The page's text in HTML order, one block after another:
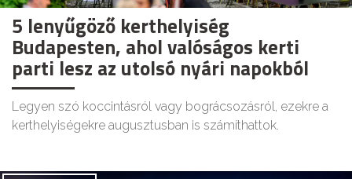
5 lenyűgöző kerthelyiség
Budapesten, ahol valóságos kerti
parti lesz az utolsó nyári napokból
Legyen szó koccintásról vagy bográcsozásról, ezekre a
kerthelyiségekre augusztusban is számíthattok.